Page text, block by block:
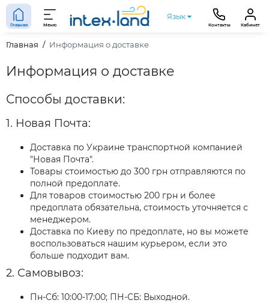
Главная Меню
Язык
Контакты Кабинет
Главная Информация о доставке
Информация о доставке
Способы доставки:
1. Новая Почта:
Доставка по Украине транспортной компанией
"Новая Почта".
Товары стоимостью до 300 грн отправляются по
полной предоплате.
Для товаров стоимостью 200 грн и более
предоплата обязательна, стоимость уточняется с
менеджером.
Доставка по Киеву по предоплате, но вы можете
воспользоваться нашим курьером, если это
больше подходит вам.
2. Самовывоз:
Пн-Сб: 10:00-17:00; ПН-СБ: Выходной.